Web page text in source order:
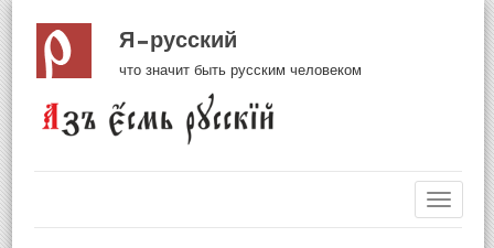
Я русский
что значит быть русским человеком